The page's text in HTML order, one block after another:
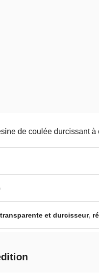
de coulée durcissant à
et durcisseur,